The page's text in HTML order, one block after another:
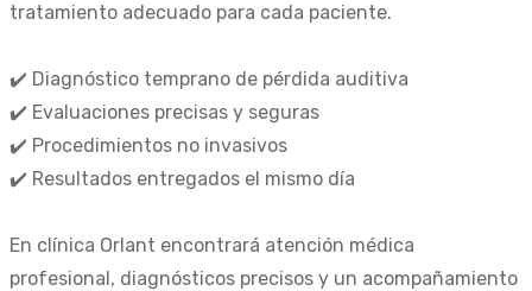
tratamiento adecuado para cada paciente.
✔️ Diagnóstico temprano de pérdida auditiva
✔️ Evaluaciones precisas y seguras
✔️ Procedimientos no invasivos
✔️ Resultados entregados el mismo día
En clínica Orlant encontrará atención médica
profesional, diagnósticos precisos y un acompañamiento